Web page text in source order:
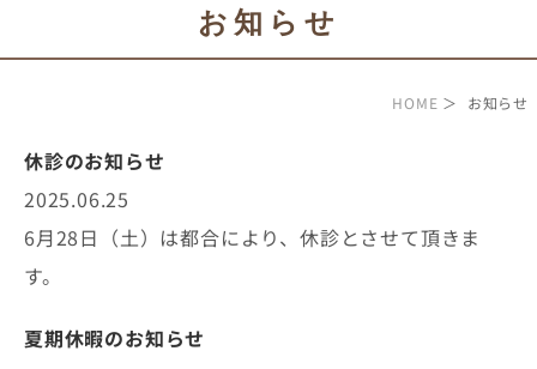
お知らせ
HOME ＞ お知らせ
休診のお知らせ
2025.06.25
6月28日（土）は都合により、休診とさせて頂きま
す。
夏期休暇のお知らせ